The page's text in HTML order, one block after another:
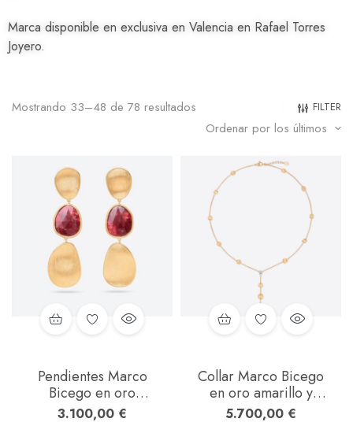
Marca disponible en exclusiva en Valencia en Rafael Torres
Joyero.
Mostrando 33–48 de 78 resultados FILTER
Pendientes Marco
Bicego en oro
amarillo y gemas de
color
3.100,00 €
Collar Marco Bicego
en oro amarillo y
blanco con diamantes
5.700,00 €